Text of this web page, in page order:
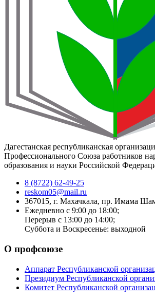
Дагестанская республиканская
Профессионального Союза работников
образования и науки Российской
8 (8722) 62-49-25
reskom05@mail.ru
367015, г. Махачкала, пр. Имама
Ежедневно с 9:00 до 18:00;
Перерыв с 13:00 до 14:00;
Суббота и Воскресенье: выходной
О профсоюзе
Аппарат Республиканской
Президиум Республиканской
Комитет Республиканской